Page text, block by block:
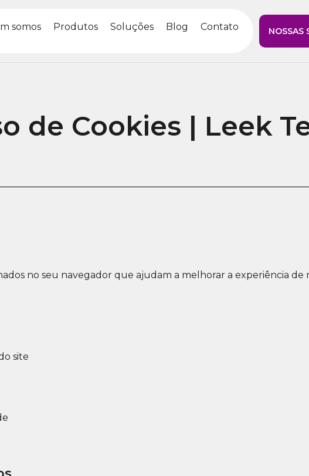
somos Produtos Soluções Blog Contato NOSSAS
de Cookies | Leek
no seu navegador que ajudam a melhorar a experiência de
site